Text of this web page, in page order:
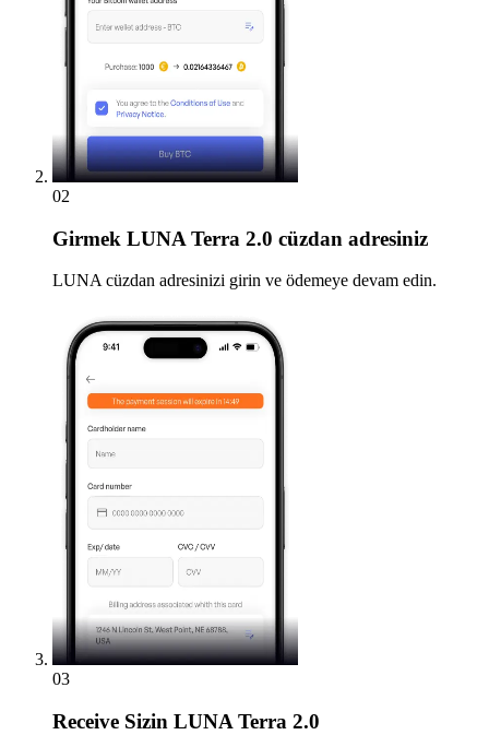
02
Girmek LUNA Terra 2.0 cüzdan adresiniz
LUNA cüzdan adresinizi girin ve ödemeye devam edin.
03
Receive Sizin LUNA Terra 2.0